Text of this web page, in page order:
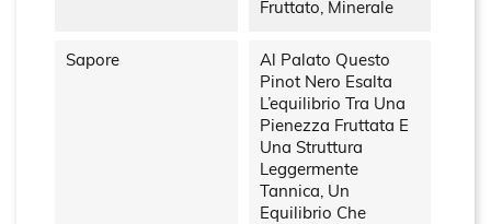
Fruttato, Minerale
Sapore
Al Palato Questo
Pinot Nero Esalta
L’equilibrio Tra Una
Pienezza Fruttata E
Una Struttura
Leggermente
Tannica, Un
Equilibrio Che